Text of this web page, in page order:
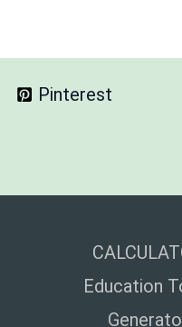
Pinterest
Education